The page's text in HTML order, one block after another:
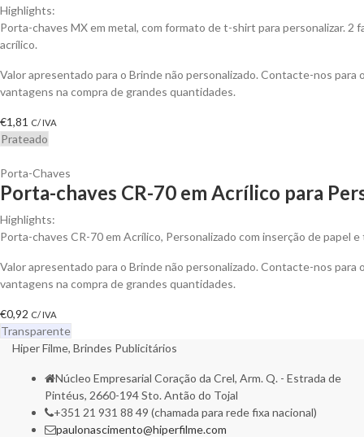
Highlights:
Porta-chaves MX em metal, com formato de t-shirt para personalizar. 2
acrílico.
Valor apresentado para o Brinde não personalizado. Contacte-nos para
vantagens na compra de grandes quantidades.
€1,81 C/ IVA
Prateado
Porta-Chaves
Porta-chaves CR-70 em Acrílico para
Highlights:
Porta-chaves CR-70 em Acrílico, Personalizado com inserção de papel e
Valor apresentado para o Brinde não personalizado. Contacte-nos para
vantagens na compra de grandes quantidades.
€0,92 C/ IVA
Transparente
Hiper Filme, Brindes Publicitários
Núcleo Empresarial Coração da Crel, Arm. Q. - Estrada de
Pintéus, 2660-194 Sto. Antão do Tojal
+351 21 931 88 49 (chamada para rede fixa nacional)
paulonascimento@hiperfilme.com